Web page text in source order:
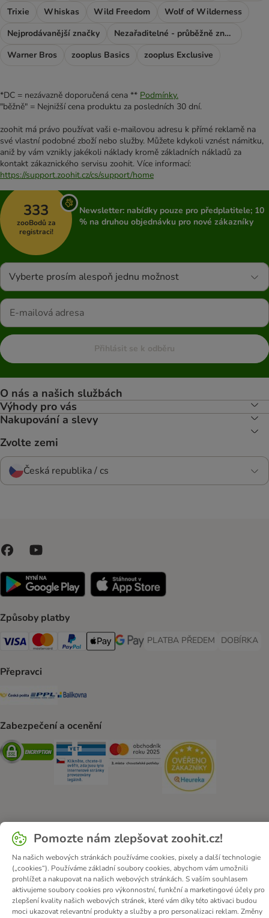
Trixie
Whiskas Wild Freedom
Wolf of Wilderness
Nejprodávanější značky
Nezařaditelné - průběžně značky
Warner Bros
zooplus Basics zooplus Exclusive
*DC = nezávazně doporučená cena ** Podmínky.
"běžně" = Nejnižší cena produktu za posledních 30 dní.
zoohit má právo používat vaši e-mailovou adresu k přímé reklamě na
své vlastní podobné zboží nebo služby. Můžete kdykoli vznést námitku,
aniž by vám vznikly jakékoli náklady kromě základních nákladů za
kontakt zákaznického servisu zoohit. Více informací:
https://support.zoohit.cz/cs/support/home
333
zooBodů za
registraci!
Newsletter: nabídky pouze pro předplatitele; 10
% na druhou objednávku pro nové zákazníky
Vyberte prosím alespoň jednu možnost
Přihlásit se k odběru
O nás a našich službách
Výhody pro vás
Nakupování a slevy
Zvolte zemi
Česká republika / cs
Způsoby platby
Visa Payment Method
Mastercard Payment Method
PayPal Payment Method
Apple pay Payment Method
GooglePay Payment Method
PLATBA PŘEDEM
PLATBA PŘEDEM Payment
DOBÍRKA
DOBÍRKA
Přepravci
Česká pošta Shipping Method
PPL Shipping Method
Balíkovna Shipping Method
Zabezpečení a ocenění
Security Security Security
O zoohit Kariéra Firemní webové stránky
Impressum
Zákon o digitálních službách
Likvidace baterií
Kontakt
Poštovné a dodací termín
Způsoby platby
Partnerský program
Ochrana osobních údajů
Pomozte nám zlepšovat zoohit.cz!
Na našich webových stránkách používáme cookies, pixely a další technologie
(„cookies“). Používáme základní soubory cookies, abychom vám umožnili
prohlížet a nakupovat na našich webových stránkách. S vaším souhlasem
aktivujeme soubory cookies pro výkonnostní, funkční a marketingové účely pro
zlepšení kvality našich webových stránek, které vám díky této aktivaci budou
moci ukazovat relevantní produkty a služby a pro personalizaci reklam. Změny